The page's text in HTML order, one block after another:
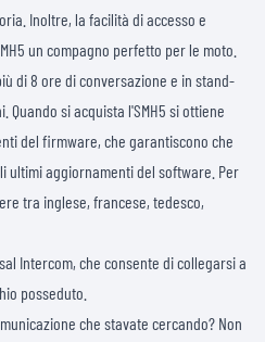
Inoltre, la facilità di accesso e
un compagno perfetto per le moto.
di 8 ore di conversazione e in stand-
Quando si acquista l'SMH5 si ottiene
del firmware, che garantiscono che
ultimi aggiornamenti del software. Per
tra inglese, francese, tedesco,
Intercom, che consente di collegarsi a
posseduto.
che stavate cercando? Non